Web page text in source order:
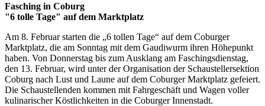
Fasching in Coburg
"6 tolle Tage" auf dem Marktplatz
Am 8. Februar starten die „6 tollen Tage“ auf dem Coburger
Marktplatz, die am Sonntag mit dem Gaudiwurm ihren Höhepunkt
haben. Von Donnerstag bis zum Ausklang am Faschingsdienstag,
den 13. Februar, wird unter der Organisation der Schaustellersektion
Coburg nach Lust und Laune auf dem Coburger Marktplatz gefeiert.
Die Schaustellenden kommen mit Fahrgeschäft und Wagen voller
kulinarischer Köstlichkeiten in die Coburger Innenstadt.